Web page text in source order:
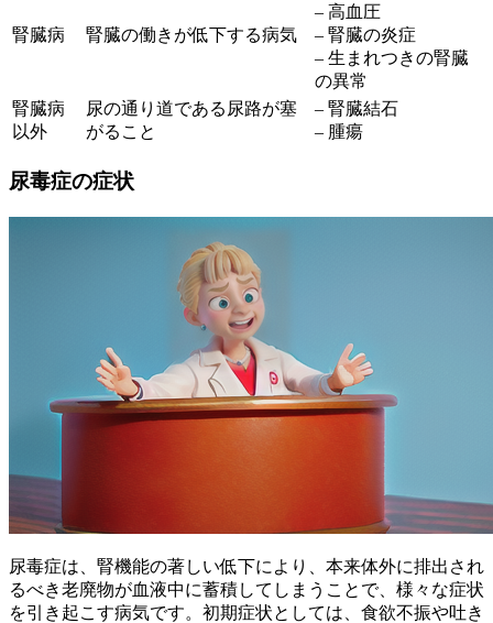
腎臓病 腎臓の働きが低下する病気
– 高血圧
– 腎臓の炎症
– 生まれつきの腎臓
の異常
腎臓病
以外
尿の通り道である尿路が塞
がること
– 腎臓結石
– 腫瘍
尿毒症の症状
尿毒症は、腎機能の著しい低下により、本来体外に排出され
るべき老廃物が血液中に蓄積してしまうことで、様々な症状
を引き起こす病気です。初期症状としては、 食欲不振や吐き